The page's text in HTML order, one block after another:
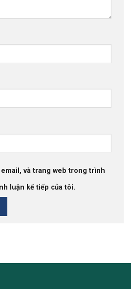
và trang web trong trình
luận kế tiếp của tôi.